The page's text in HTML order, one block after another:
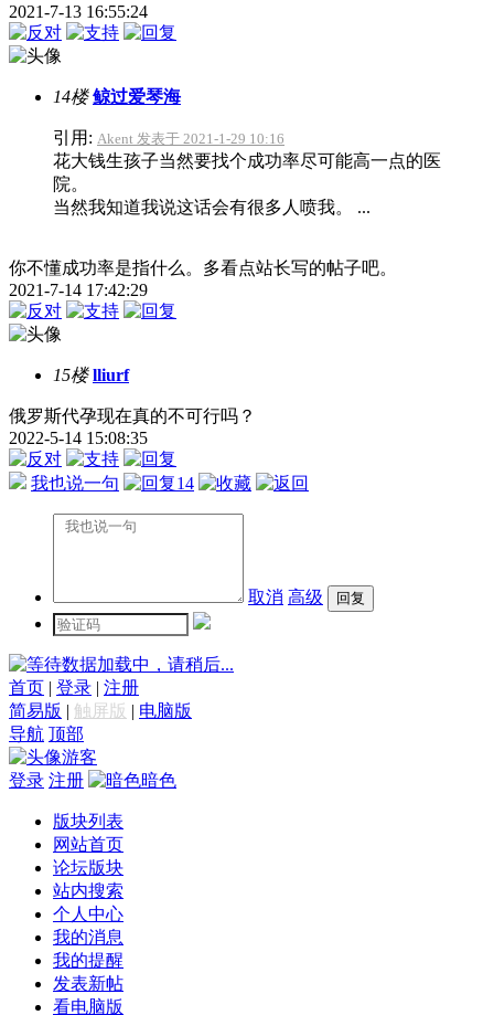
2021-7-13 16:55:24
14楼 鲸过爱琴海
引用: Akent 发表于 2021-1-29 10:16
花大钱生孩子当然要找个成功率尽可能高一点的医
院。
当然我知道我说这话会有很多人喷我。 ...
你不懂成功率是指什么。多看点站长写的帖子吧。
2021-7-14 17:42:29
15楼 lliurf
俄罗斯代孕现在真的不可行吗？
2022-5-14 15:08:35
我也说一句 14
取消 高级
数据加载中，请稍后...
首页 | 登录 | 注册
简易版 | 触屏版 | 电脑版
导航 顶部
游客
登录 注册 暗色
版块列表
网站首页
论坛版块
站内搜索
个人中心
我的消息
我的提醒
发表新帖
看电脑版